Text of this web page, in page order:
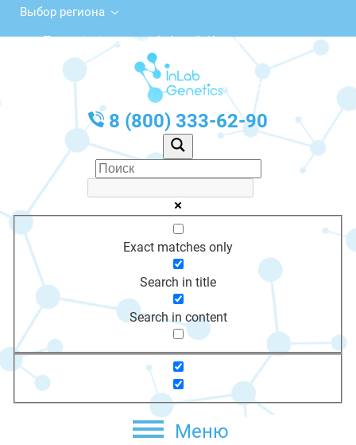
Выбор региона
Тәуелсіздік көшесі, 1, Алтай, Казахстан
с 10:00 до 20:00
График работы: Пн-Пт с 10:00 до 20:00
8 (800) 333-62-90
Exact matches only
Search in title
Search in content
Меню